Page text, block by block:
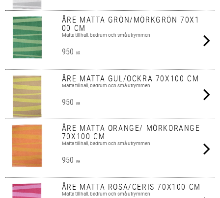
ÅRE MATTA GRÖN/MÖRKGRÖN 70X1
00 CM
Matta till hall, badrum och små utrymmen
950 KR
ÅRE MATTA GUL/OCKRA 70X100 CM
Matta till hall, badrum och små utrymmen
950 KR
ÅRE MATTA ORANGE/ MÖRKORANGE
70X100 CM
Matta till hall, badrum och små utrymmen
950 KR
ÅRE MATTA ROSA/CERIS 70X100 CM
Matta till hall, badrum och små utrymmen